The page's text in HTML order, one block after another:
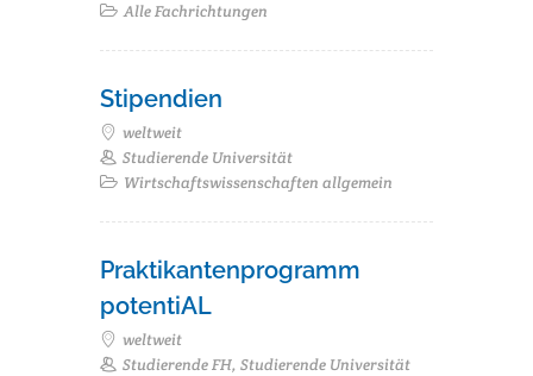
Alle Fachrichtungen
Stipendien
weltweit
Studierende Universität
Wirtschaftswissenschaften allgemein
Praktikantenprogramm
potentiAL
weltweit
Studierende FH, Studierende Universität